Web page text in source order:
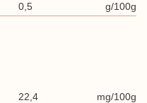
0,5 g/100g
22,4 mg/100g